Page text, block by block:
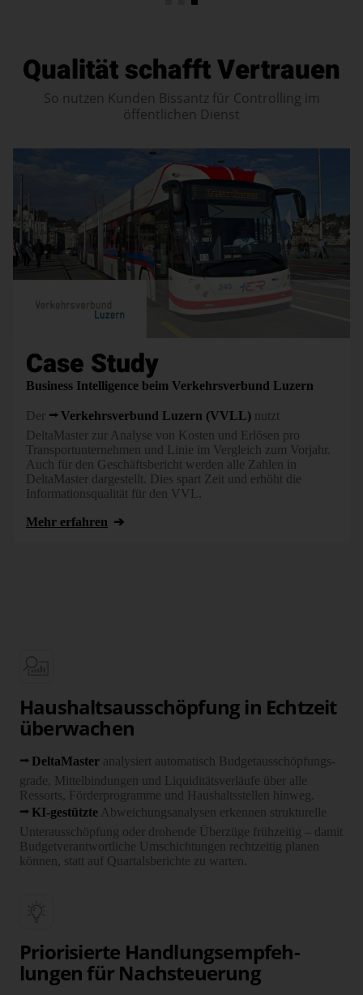
Qualität schafft Vertrauen
So nutzen Kunden Bissantz für Controlling im
öffentlichen Dienst
Case Study
Business Intelligence beim Verkehrsverbund Luzern
Der Verkehrsverbund Luzern (VVLL) nutzt
DeltaMaster zur Analyse von Kosten und Erlösen pro
Transportunternehmen und Linie im Vergleich zum Vorjahr.
Auch für den Geschäftsbericht werden alle Zahlen in
DeltaMaster dargestellt. Dies spart Zeit und erhöht die
Informationsqualität für den VVL.
Mehr erfahren
Haus­halts­aus­schöpfung in Echt­zeit
über­wachen
DeltaMaster analy­siert auto­matisch Budget­aus­schöpfungs­
grade, Mittel­bindungen und Liqui­ditäts­verläufe über alle
Ressorts, Förder­programme und Haus­halts­stellen hinweg.
KI-gestützte Abwei­chungs­analysen erkennen struk­turelle
Unter­aus­schöpfung oder drohende Über­züge früh­zeitig – damit
Budget­verant­wortliche Um­schich­tungen recht­zeitig planen
können, statt auf Quartals­berichte zu warten.
Priori­sierte Hand­lungs­empfeh­
lungen für Nach­steue­rung